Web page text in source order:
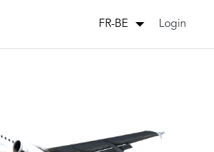
FR-BE Login